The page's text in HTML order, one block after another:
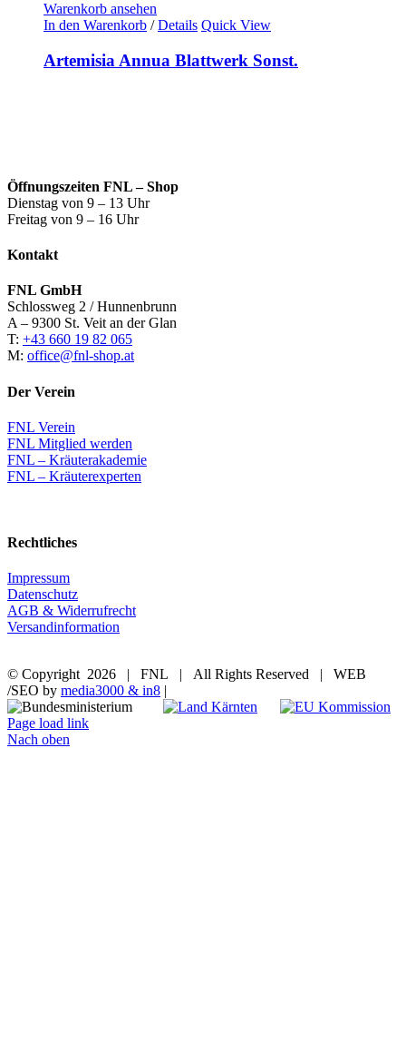
Warenkorb ansehen
In den Warenkorb / Details Quick View
Artemisia Annua Blattwerk Sonst.
Öffnungszeiten FNL – Shop
Dienstag von 9 – 13 Uhr
Freitag von 9 – 16 Uhr
Kontakt
FNL GmbH
Schlossweg 2 / Hunnenbrunn
A – 9300 St. Veit an der Glan
T: +43 660 19 82 065
M: office@fnl-shop.at
Der Verein
FNL Verein
FNL Mitglied werden
FNL – Kräuterakademie
FNL – Kräuterexperten
Rechtliches
Impressum
Datenschutz
AGB & Widerrufrecht
Versandinformation
© Copyright 2026 | FNL | All Rights Reserved | WEB
/SEO by media3000 & in8
Page load link
Nach oben